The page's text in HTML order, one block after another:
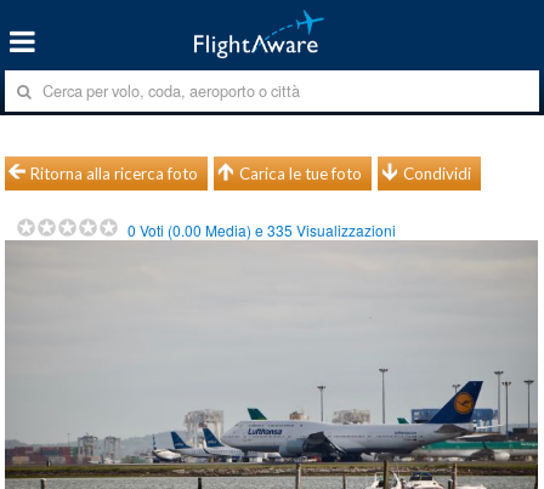
Ritorna alla ricerca foto Carica le tue foto Condividi
0 Voti (0.00 Media) e335 Visualizzazioni